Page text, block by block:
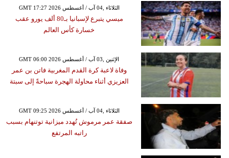
GMT 17:27 2026 الثلاثاء ,04 آب / أغسطس
ميسي يتبرع لإسبانيا بـ80 ألف يورو عقب
خسارة كأس العالم
GMT 06:00 2026 الإثنين ,03 آب / أغسطس
وفاة لاعبة كرة القدم المغربية فاتن بن عمر
العزيزي أثناء محاولة الهجرة سباحةً إلى سبتة
GMT 09:25 2026 الثلاثاء ,04 آب / أغسطس
صفقة عمر مرموش تُهدد ميزانية توتنهام بسبب
راتبه المرتفع